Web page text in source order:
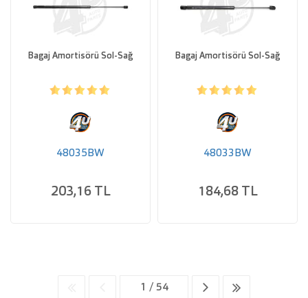
Bagaj Amortisörü Sol-Sağ
48035BW
203,16 TL
Bagaj Amortisörü Sol-Sağ
48033BW
184,68 TL